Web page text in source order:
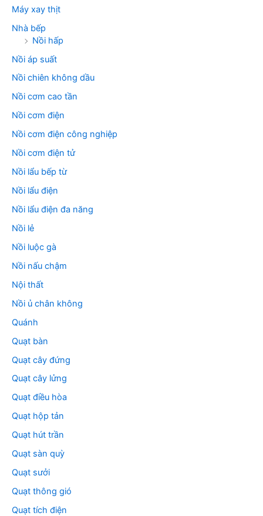
Máy xay thịt
Nhà bếp
Nồi hấp
Nồi áp suất
Nồi chiên không dầu
Nồi cơm cao tần
Nồi cơm điện
Nồi cơm điện công nghiệp
Nồi cơm điện tử
Nồi lẩu bếp từ
Nồi lẩu điện
Nồi lẩu điện đa năng
Nồi lẻ
Nồi luộc gà
Nồi nấu chậm
Nội thất
Nồi ủ chân không
Quánh
Quạt bàn
Quạt cây đứng
Quạt cây lửng
Quạt điều hòa
Quạt hộp tản
Quạt hút trần
Quạt sàn quỳ
Quạt sưởi
Quạt thông gió
Quạt tích điện